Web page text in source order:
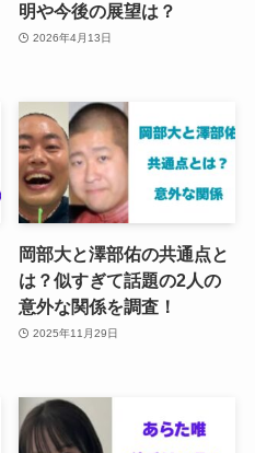
明や今後の展望は？
2026年4月13日
岡部大と澤部佑の共通点と
は？似すぎて話題の2人の
意外な関係を調査！
2025年11月29日